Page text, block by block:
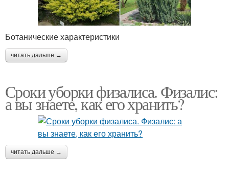
Ботанические характеристики
читать дальше →
Сроки уборки физалиса. Физалис:
а вы знаете, как его хранить?
читать дальше →